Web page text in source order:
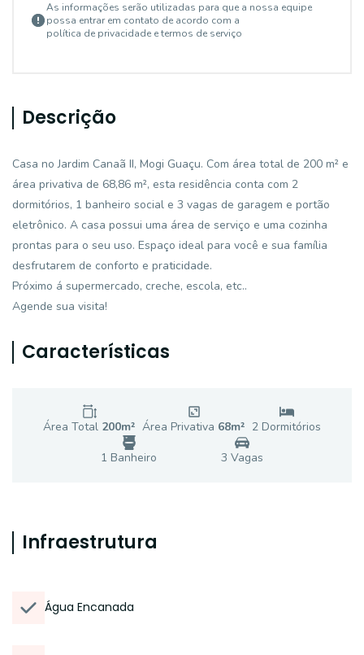
As informações serão utilizadas para que a nossa equipe
possa entrar em contato de acordo com a
política de privacidade e termos de serviço
Descrição
Casa no Jardim Canaã II, Mogi Guaçu. Com área total de 200 m² e
área privativa de 68,86 m², esta residência conta com 2
dormitórios, 1 banheiro social e 3 vagas de garagem e portão
eletrônico. A casa possui uma área de serviço e uma cozinha
prontas para o seu uso. Espaço ideal para você e sua família
desfrutarem de conforto e praticidade.
Próximo á supermercado, creche, escola, etc..
Agende sua visita!
Características
Área Total 200m² Área Privativa 68m² 2 Dormitórios
1 Banheiro 3 Vagas
Infraestrutura
Água Encanada